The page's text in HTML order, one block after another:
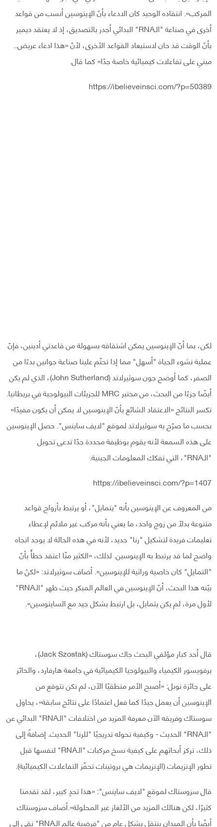
المركب». انتقاده الوحيد كان الادعاء بأنّ الإينوسين أنسب من قواعد
أخرى في صناعة "الـRNA" البدائي أجدر بالتصديق، إذ لا يعتقد ديمير
بأنّ الوقت قد حان لاستبعاد القواعد الأخرى، لأنّ «هذا ادعاء عريض..
مبني على تفاعلات كيميائية خاصة جدًا» كما قال.
https://ibelieveinsci.com/?p=50389
لكن، بما أنّ الإينوسين يمكن اشتقاقه بسهولة من قاعدتي أدينين، فإنّ
عملية نشوء الحياة "أسهل" مما إذا تحتّم علينا صناعة جوانين بدءًا من
الصفر، كما أوضح جون سوثيرلاتد (John Sutherland)، الذي لم يكن
أيضًا جزءًا من البحث، من مختبر MRC للجزيئات البيولوجية في بريطانيا.
تكسر النتائج «الاعتقاد الشائع بأنّ الإينوسين لا يمكن أن يكون مفيدًا»
بحسب ما صرّح به سوثيرلاتد لموقع "لايف ساينس". حصل الإينوسين
على هذه السمعة لأنه يقوم بوظيفة محددة جدًا تدعى تحويل
"الـRNA"، التي تفكك المعلومات الجينية.
https://ibelieveinsci.com/?p=1407
من المعروف عن الإينوسين بأنه "يتمايل"، أو يرتبط بأزواج قواعد
متنوعة بدلًا من زوج واحد، ما يعني بأنه مركب غير ملائم لإعطاء
تعليمات فريدة لتشكيل "رنا" جديد، لأنه في هذه الحالة لا يوجد اتجاه
واضح لما قد يرتبط به الإينوسين. لذلك، «الكثير منّا اعتقد خطأً بأنّ
"التمايل" كان خاصية وراثية للإينوسين». أضاف سوثيرلاتد: «لكنّ ما
بيّنه هذا البحث، أنّ الإينوسين في العالم المبكر حيث ظهر "الـRNA"
لأول مرة، لم يكن يتمايل، بل ارتبط بشكل جيد مع السايتوسين».
قال أحد كبار مؤلفي البحث جاك سوستاك (Jack Szostak)،
برفويسور الكيمياء والبيولوجيا الكيميائية في جامعة هارفارد، والحائز
على جائزة نوبل: «أصبح الأمر منطقيًا الآن، لم نكن نتوقع من
الإينوسين أن يعمل جيدًا كما فعل اعتمادًا على نتائج سابقة»، يحاول
سوستاك وفريقه الآن معرفة المزيد من اختلافات "الـRNA" البدائي عن
"الـRNA" الحديث - وكيفية تحوله تدريجيًا "للرنا" الحديث. إضافةً إلى
ذلك، تركز أبحاثهم على كيفية نسخ مركبات "الـRNA" لنفسها قبل
تطور الإنزيمات (الإنزيمات هي بروتينات تحفّز التفاعلات الكيميائية).
قال سزوستاك لموقع "لايف ساينس": «هذا تحدٍ كبير، لقد تقدمنا
كثيرًا، لكن هنالك المزيد من الألغاز غير المحلولة».أضاف سزوستاك
أيضًا بأن الميدان ينتقل بشكل عام من "فرضية عالم الـRNA" نقي إلى